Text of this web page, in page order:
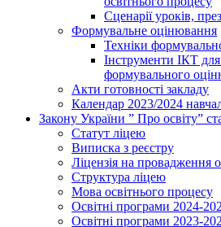
Сценарії уроків,
Формувальне оцінювання
Техніки
Інструменти ІКТ
формувального
Акти готовності закладу
Календар 2023/2024
Закону України ” Про освіту”
Статут ліцею
Виписка з реєстру
Ліцензія на провадження
Структура ліцею
Мова освітнього процесу
Освітні програми 2024-
Освітні програми 2023-